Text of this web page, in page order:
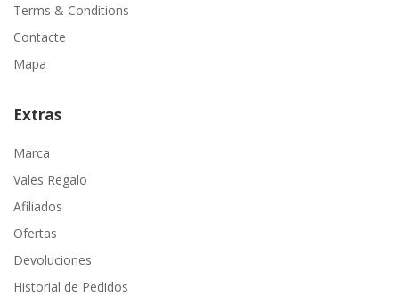
Terms & Conditions
Contacte
Mapa
Extras
Marca
Vales Regalo
Afiliados
Ofertas
Devoluciones
Historial de Pedidos